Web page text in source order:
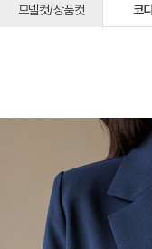
모델컷/상품컷 코